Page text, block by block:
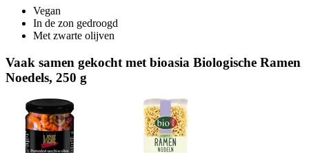
Vegan
In de zon gedroogd
Met zwarte olijven
Vaak samen gekocht met bioasia Biologische Ramen
Noedels, 250 g